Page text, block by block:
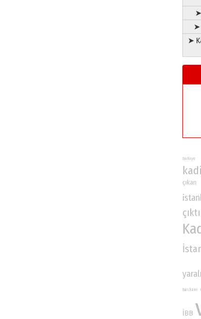
➤
➤
turkiye
çıkan
çıktı
yaralı
baskani
İBB